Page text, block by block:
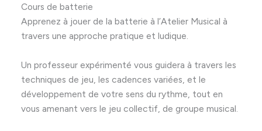
Cours de batterie
Apprenez à jouer de la batterie à l’Atelier Musical à
travers une approche pratique et ludique.
Un professeur expérimenté vous guidera à travers les
techniques de jeu, les cadences variées, et le
développement de votre sens du rythme, tout en
vous amenant vers le jeu collectif, de groupe musical.